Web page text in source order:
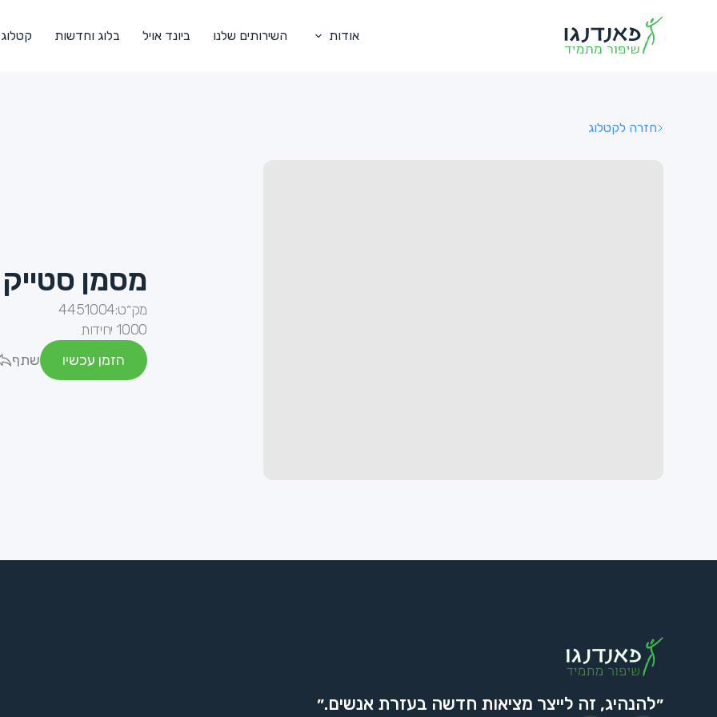
אודות השירותים שלנו ביונד אויל בלוג וחדשות קטלוג
חזרה לקטלוג
מסמן
מק״ט:4451004
1000 יחידות
הזמן עכשיו
שתף
״להנהיג, זה לייצר מציאות חדשה בעזרת אנשים.״